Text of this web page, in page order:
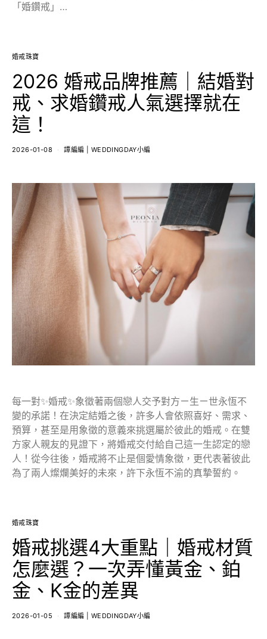
「婚鑽戒」…
婚戒珠寶
2026 婚戒品牌推薦｜結婚對
戒、求婚鑽戒人氣選擇就在
這！
2026-01-08 譚編編 | WEDDINGDAY小編
每一對✨婚戒✨象徵著兩個戀人交予對方ㄧ生ㄧ世永恆不
變的承諾！在決定結婚之後，許多人會依照喜好、需求、
預算，甚至是用象徵的意義來挑選屬於彼此的婚戒。在雙
方家人親友的見證下，將婚戒交付給自己這一生認定的戀
人！從今往後，婚戒將不止是個愛情象徵，更代表著彼此
為了兩人燦爛美好的未來，許下永恆不渝的真摯誓約。
婚戒珠寶
婚戒挑選4大重點｜婚戒材質
怎麼選？一次弄懂黃金、鉑
金、K金的差異
2026-01-05 譚編編 | WEDDINGDAY小編